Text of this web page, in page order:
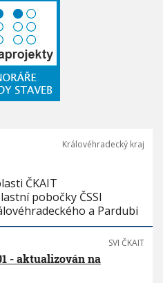
Královéhradecký kraj
ČKAIT
pobočky ČSSI
a Pardubi
SVI ČKAIT
- aktualizován na